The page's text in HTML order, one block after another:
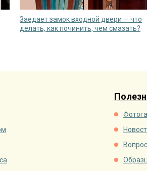
Заедает замок входной двери — что
делать, как починить, чем смазать?